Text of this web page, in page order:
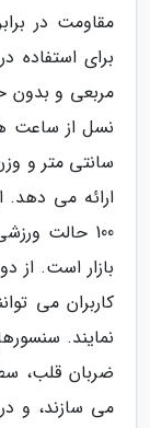
برای
مربعی و بدون
ارائه می دهد.
100 حالت
بازار است. از
کاربران می
ضربان قلب،
می سازند، و